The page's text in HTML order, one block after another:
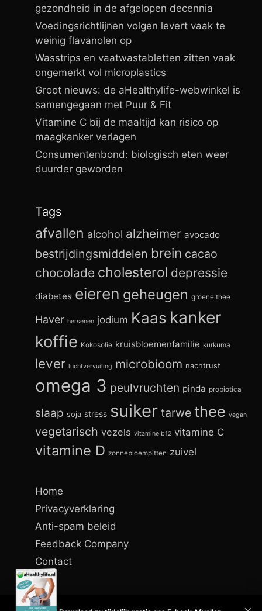
gezondheid in de afgelopen decennia
Voedingsrichtlijnen volgen levert vaak te
weinig flavanolen op
Wasstrips en vaatwastabletten zitten vaak
ongemerkt vol microplastics
Groot nieuws: de aHealthylife-webwinkel is
samengegaan met Puur & Fit
Vitamine C bij de maaltijd kan risico op
maagkanker verlagen
Consumentenbond: biologisch eten weer
duurder geworden
Tags
afvallen alcohol alzheimer avocado
bestrijdingsmiddelen brein cacao
chocolade cholesterol depressie
diabetes eieren geheugen groene thee
Haver hersenen jodium Kaas kanker
koffie Kokosolie kruisbloemenfamilie kurkuma
lever luchtvervuiling microbioom nachtrust
omega 3 peulvruchten pinda probiotica
slaap soja stress suiker tarwe thee vegan
vegetarisch vezels vitamine b12 vitamine C
vitamine D zonnebloempitten zuivel
Home
Privacyverklaring
Anti-spam beleid
Feedback Company
Contact